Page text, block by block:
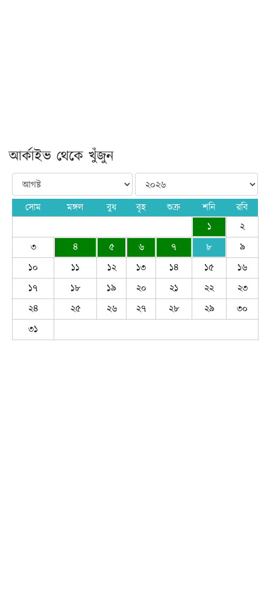
আর্কাইভ থেকে খুঁজুন
সোম মঙ্গল বুধ বৃহ শুক্র শনি
রবি
১
২
৩
৪ ৫ ৬ ৭ ৮
৯
১০
১১ ১২ ১৩ ১৪ ১৫
১৬
১৭
১৮ ১৯ ২০ ২১ ২২
২৩
২৪
২৫ ২৬ ২৭ ২৮ ২৯
৩০
৩১